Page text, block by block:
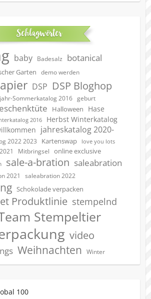
Schlagwörter
baby Badesalz
botanical
Garten demo werden
DSP DSP Bloghop
Sommerkatalog 2016 geburt
Halloween Hase
2016
Herbst Winterkatalog
jahreskatalog 2020-
2022 2023 Kartenswap love you lots
Mitbringsel online exclusive
sale-a-bration saleabration
2021 saleabration 2022
Schokolade verpacken
Produktlinie stempelnd
Stempeltier
video
Weihnachten Winter